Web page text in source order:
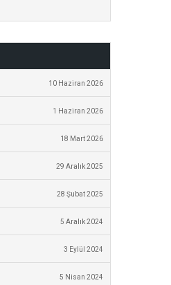
10 Haziran 2026
1 Haziran 2026
18 Mart 2026
29 Aralık 2025
28 Şubat 2025
5 Aralık 2024
3 Eylül 2024
5 Nisan 2024